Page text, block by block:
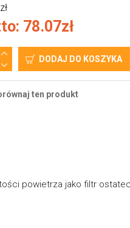
78.07zł
DODAJ DO KOSZYKA
ten produkt
powietrza jako filtr